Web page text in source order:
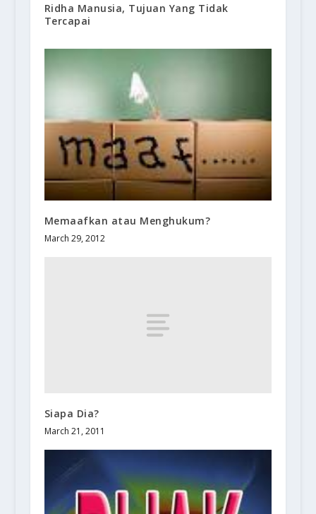
Ridha Manusia, Tujuan Yang Tidak
Tercapai
Memaafkan atau Menghukum?
March 29, 2012
Siapa Dia?
March 21, 2011